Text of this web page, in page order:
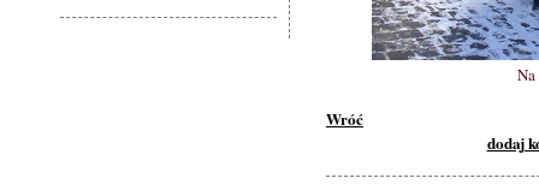
Wróć
dodaj